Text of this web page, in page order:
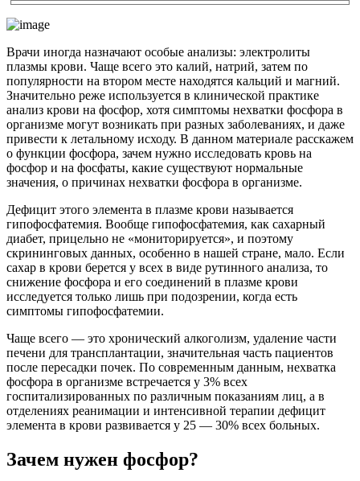
Врачи иногда назначают особые анализы: электролиты
плазмы крови. Чаще всего это калий, натрий, затем по
популярности на втором месте находятся кальций и магний.
Значительно реже используется в клинической практике
анализ крови на фосфор, хотя симптомы нехватки фосфора в
организме могут возникать при разных заболеваниях, и даже
привести к летальному исходу. В данном материале расскажем
о функции фосфора, зачем нужно исследовать кровь на
фосфор и на фосфаты, какие существуют нормальные
значения, о причинах нехватки фосфора в организме.
Дефицит этого элемента в плазме крови называется
гипофосфатемия. Вообще гипофосфатемия, как сахарный
диабет, прицельно не «мониторируется», и поэтому
скрининговых данных, особенно в нашей стране, мало. Если
сахар в крови берется у всех в виде рутинного анализа, то
снижение фосфора и его соединений в плазме крови
исследуется только лишь при подозрении, когда есть
симптомы гипофосфатемии.
Чаще всего — это хронический алкоголизм, удаление части
печени для трансплантации, значительная часть пациентов
после пересадки почек. По современным данным, нехватка
фосфора в организме встречается у 3% всех
госпитализированных по различным показаниям лиц, а в
отделениях реанимации и интенсивной терапии дефицит
элемента в крови развивается у 25 — 30% всех больных.
Зачем нужен фосфор?